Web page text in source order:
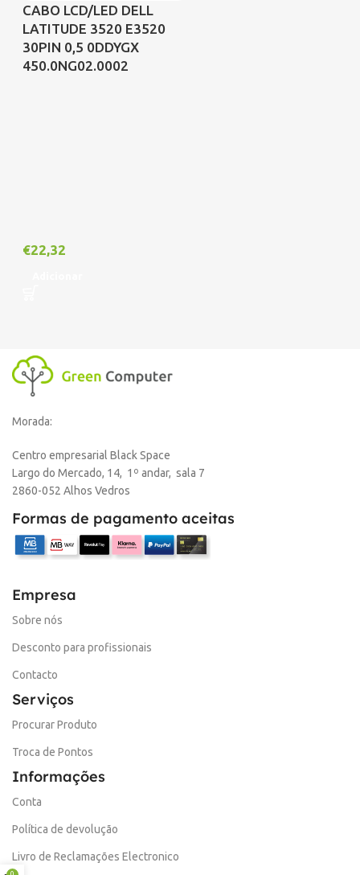
CABO LCD/LED DELL
LATITUDE 3520 E3520
30PIN 0,5 0DDYGX
450.0NG02.0002
€22,32
Morada:
Centro empresarial Black Space
Largo do Mercado, 14, 1º andar, sala 7
2860-052 Alhos Vedros
Formas de pagamento aceitas
Empresa
Sobre nós
Desconto para profissionais
Contacto
Serviços
Procurar Produto
Troca de Pontos
Informações
Conta
Política de devolução
Livro de Reclamações Electronico